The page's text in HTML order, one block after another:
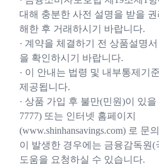
대해 충분한 사전 설명을 받을 권
해한 후 거래하시기 바랍니다.
· 계약을 체결하기 전 상품설명
을 확인하시기 바랍니다.
· 이 안내는 법령 및 내부통제기
제공됩니다.
· 상품 가입 후 불만(민원)이 있
7777) 또는 인터넷 홈페이지
(www.shinhansavings.com) 로 문
이 발생한 경우에는 금융감독원(
도움을 요청하실 수 있습니다.